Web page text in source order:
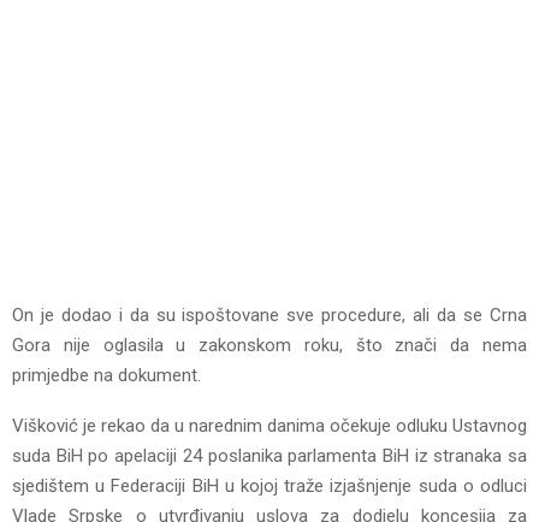
On je dodao i da su ispoštovane sve procedure, ali da se Crna
Gora nije oglasila u zakonskom roku, što znači da nema
primjedbe na dokument.
Višković je rekao da u narednim danima očekuje odluku Ustavnog
suda BiH po apelaciji 24 poslanika parlamenta BiH iz stranaka sa
sjedištem u Federaciji BiH u kojoj traže izjašnjenje suda o odluci
Vlade Srpske o utvrđivanju uslova za dodjelu koncesija za